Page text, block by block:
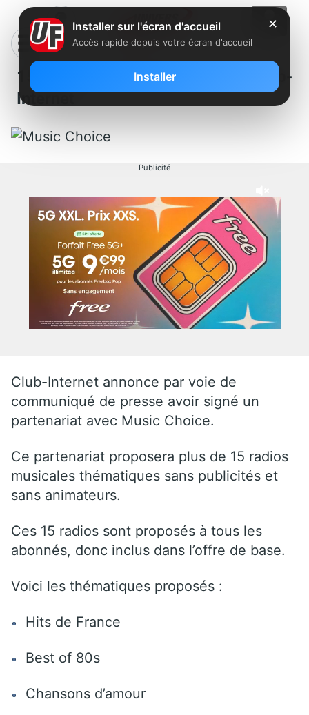
15 radios thématiques chez Club-
Internet
Publicité
Club-Internet annonce par voie de
communiqué de presse avoir signé un
partenariat avec Music Choice.
Ce partenariat proposera plus de 15 radios
musicales thématiques sans publicités et
sans animateurs.
Ces 15 radios sont proposés à tous les
abonnés, donc inclus dans l’offre de base.
Voici les thématiques proposés :
Hits de France
Best of 80s
Chansons d’amour
✕
Installer sur l'écran d'accueil
Accès rapide depuis votre écran d'accueil
Installer